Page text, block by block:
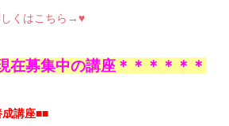
しくはこちら→♥
在募集中の講座＊＊＊＊＊＊
講座■■